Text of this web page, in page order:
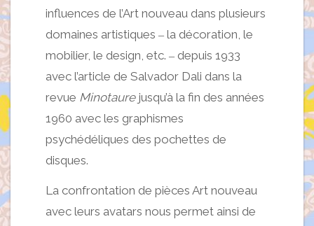
influences de l’Art nouveau dans plusieurs
domaines artistiques – la décoration, le
mobilier, le design, etc. – depuis 1933
avec l’article de Salvador Dali dans la
revue Minotaurejusqu’à la fin des années
1960 avec les graphismes
psychédéliques des pochettes de
disques.
La confrontation de pièces Art nouveau
avec leurs avatars nous permet ainsi de